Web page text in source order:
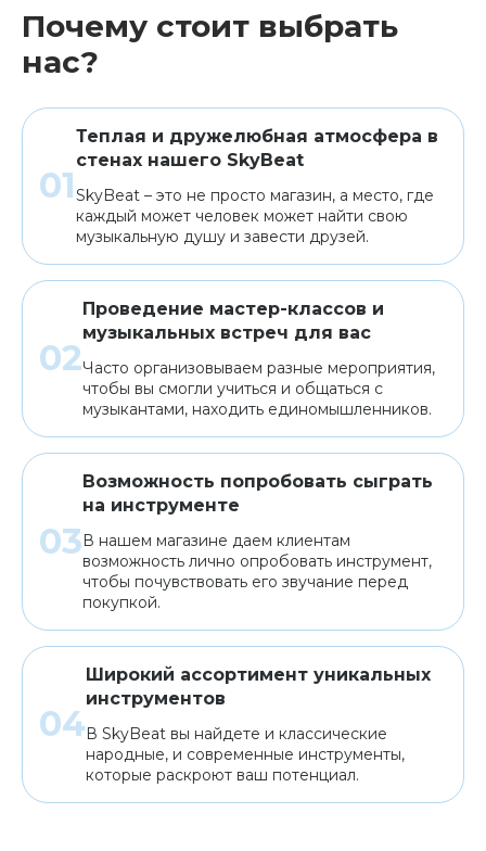
Почему стоит выбрать
нас?
Теплая и дружелюбная атмосфера в
стенах нашего SkyBeat
SkyBeat – это не просто магазин, а место, где
каждый может человек может найти свою
музыкальную душу и завести друзей.
Проведение мастер-классов и
музыкальных встреч для вас
Часто организовываем разные мероприятия,
чтобы вы смогли учиться и общаться с
музыкантами, находить единомышленников.
Возможность попробовать сыграть
на инструменте
В нашем магазине даем клиентам
возможность лично опробовать инструмент,
чтобы почувствовать его звучание перед
покупкой.
Широкий ассортимент уникальных
инструментов
В SkyBeat вы найдете и классические
народные, и современные инструменты,
которые раскроют ваш потенциал.